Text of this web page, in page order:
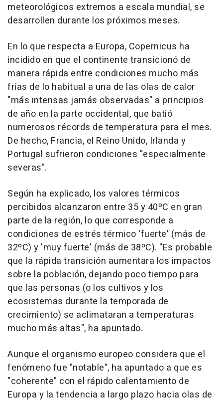
meteorológicos extremos a escala mundial, se
desarrollen durante los próximos meses.
En lo que respecta a Europa, Copernicus ha
incidido en que el continente transicionó de
manera rápida entre condiciones mucho más
frías de lo habitual a una de las olas de calor
"más intensas jamás observadas" a principios
de año en la parte occidental, que batió
numerosos récords de temperatura para el mes.
De hecho, Francia, el Reino Unido, Irlanda y
Portugal sufrieron condiciones "especialmente
severas".
Según ha explicado, los valores térmicos
percibidos alcanzaron entre 35 y 40ºC en gran
parte de la región, lo que corresponde a
condiciones de estrés térmico 'fuerte' (más de
32ºC) y 'muy fuerte' (más de 38ºC). "Es probable
que la rápida transición aumentara los impactos
sobre la población, dejando poco tiempo para
que las personas (o los cultivos y los
ecosistemas durante la temporada de
crecimiento) se aclimataran a temperaturas
mucho más altas", ha apuntado.
Aunque el organismo europeo considera que el
fenómeno fue "notable", ha apuntado a que es
"coherente" con el rápido calentamiento de
Europa y la tendencia a largo plazo hacia olas de